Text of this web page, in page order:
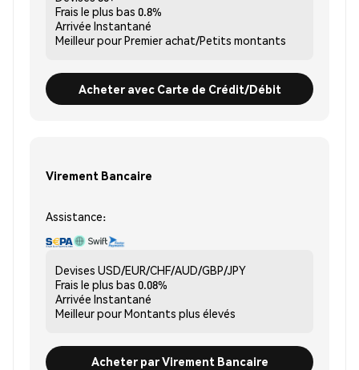
Frais le plus bas 0.8%
Arrivée Instantané
Meilleur pourPremier achat/Petits montants
Acheter avec Carte de Crédit/Débit
Virement Bancaire
Assistance:
Devises USD/EUR/CHF/AUD/GBP/JPY
Frais le plus bas 0.08%
Arrivée Instantané
Meilleur pourMontants plus élevés
Acheter par Virement Bancaire